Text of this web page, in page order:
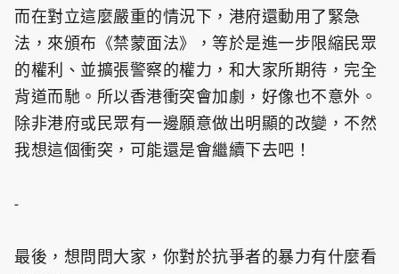
而在對立這麼嚴重的情況下，港府還動用了緊急
法，來頒布《禁蒙面法》，等於是進一步限縮民眾
的權利、並擴張警察的權力，和大家所期待，完全
背道而馳。所以香港衝突會加劇，好像也不意外。
除非港府或民眾有一邊願意做出明顯的改變，不然
我想這個衝突，可能還是會繼續下去吧！
-
最後，想問問大家，你對於抗爭者的暴力有什麼看